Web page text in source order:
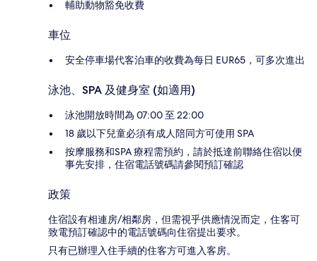
輔助動物豁免收費
車位
安全停車場代客泊車的收費為每日 EUR65，可多次進出
泳池、SPA 及健身室 (如適用)
泳池開放時間為 07:00 至 22:00
18 歲以下兒童必須有成人陪同方可使用 SPA
按摩服務和SPA 療程需預約，請於抵達前聯絡住宿以便
事先安排，住宿電話號碼請參閱預訂確認
政策
住宿設有相連房/相鄰房，但需視乎供應情況而定，住客可
致電預訂確認中的電話號碼向住宿提出要求。
只有已辦理入住手續的住客方可進入客房。